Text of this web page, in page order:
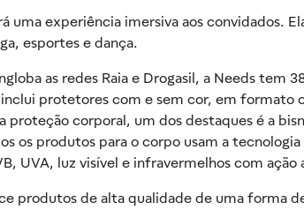
experiência imersiva aos convidados.
esportes e dança.
as redes Raia e Drogasil, a Needs tem
protetores com e sem cor, em formato
proteção corporal, um dos destaques é a
os produtos para o corpo usam a tecnologia
UVA, luz visível e infravermelhos com
produtos de alta qualidade de uma forma